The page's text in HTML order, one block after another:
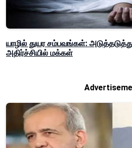
யாழில் துயர சம்பவங்கள்: அடுத்தடுத்து
அதிர்ச்சியில் மக்கள்